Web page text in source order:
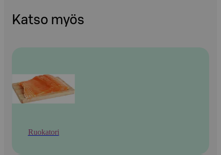
Katso myös
Ruokatori